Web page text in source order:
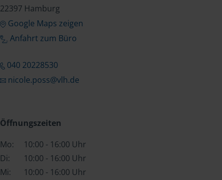
22397 Hamburg
Google Maps zeigen
Anfahrt zum Büro
040 20228530
nicole.poss@vlh.de
Öffnungszeiten
Mo:
10:00 - 16:00 Uhr
Di:
10:00 - 16:00 Uhr
Mi:
10:00 - 16:00 Uhr